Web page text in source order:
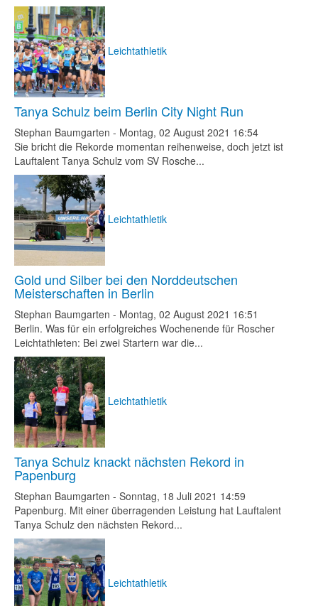
Leichtathletik
Tanya Schulz beim Berlin City Night Run
Stephan Baumgarten - Montag, 02 August 2021 16:54
Sie bricht die Rekorde momentan reihenweise, doch jetzt ist
Lauftalent Tanya Schulz vom SV Rosche...
Leichtathletik
Gold und Silber bei den Norddeutschen
Meisterschaften in Berlin
Stephan Baumgarten - Montag, 02 August 2021 16:51
Berlin. Was für ein erfolgreiches Wochenende für Roscher
Leichtathleten: Bei zwei Startern war die...
Leichtathletik
Tanya Schulz knackt nächsten Rekord in
Papenburg
Stephan Baumgarten - Sonntag, 18 Juli 2021 14:59
Papenburg. Mit einer überragenden Leistung hat Lauftalent
Tanya Schulz den nächsten Rekord...
Leichtathletik